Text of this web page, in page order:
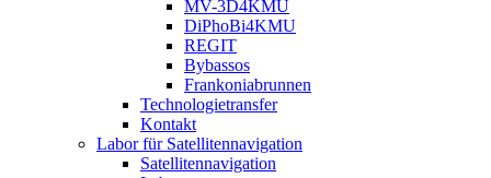
MV-3D4KMU
DiPhoBi4KMU
REGIT
Bybassos
Frankoniabrunnen
Technologietransfer
Kontakt
Labor für Satellitennavigation
Satellitennavigation